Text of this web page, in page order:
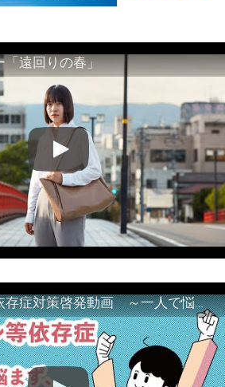
「遠回りの春」
「ギャンブル等依存症対策啓発動画 ～一人で悩まず、家族で悩まず、まず！相談機関へ～」